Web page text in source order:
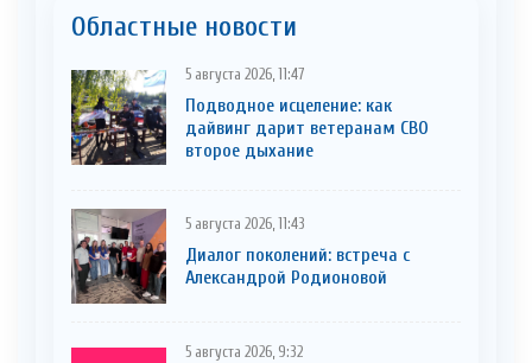
Областные новости
5 августа 2026, 11:47
Подводное исцеление: как
дайвинг дарит ветеранам СВО
второе дыхание
5 августа 2026, 11:43
Диалог поколений: встреча с
Александрой Родионовой
5 августа 2026, 9:32